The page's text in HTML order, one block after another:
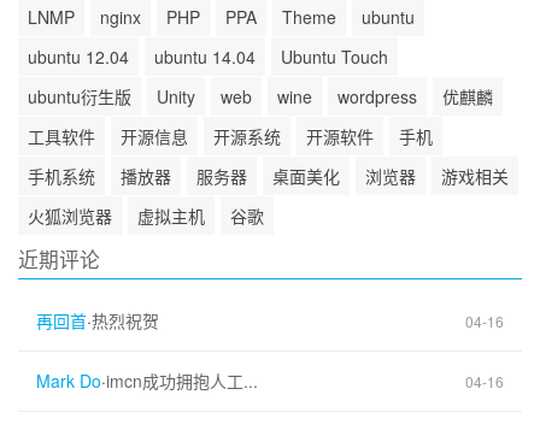
LNMP
nginx PHP PPA Theme
ubuntu
ubuntu 12.04
ubuntu 14.04
Ubuntu Touch
ubuntu衍生版
Unity web wine wordpress
优麒麟
工具软件
开源信息 开源系统 开源软件
手机
手机系统
播放器 服务器 桌面美化 浏览器
游戏相关
火狐浏览器
虚拟主机 谷歌
近期评论
再回首·热烈祝贺 04-16
Mark Do·imcn成功拥抱人工... 04-16